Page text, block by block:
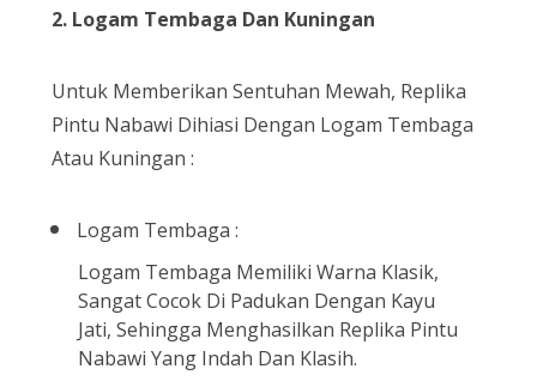
2. Logam Tembaga Dan Kuningan
Untuk Memberikan Sentuhan Mewah, Replika
Pintu Nabawi Dihiasi Dengan Logam Tembaga
Atau Kuningan :
Logam Tembaga :
Logam Tembaga Memiliki Warna Klasik,
Sangat Cocok Di Padukan Dengan Kayu
Jati, Sehingga Menghasilkan Replika Pintu
Nabawi Yang Indah Dan Klasih.